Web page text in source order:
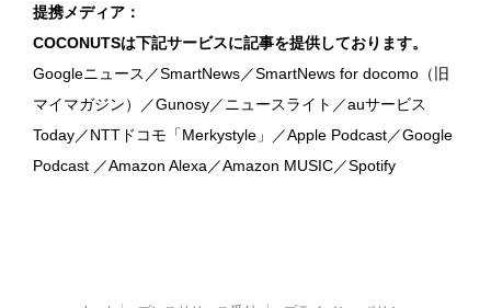
提携メディア：
COCONUTSは下記サービスに記事を提供しております。
Googleニュース／SmartNews／SmartNews for docomo（旧
マイマガジン）／Gunosy／ニュースライト／auサービス
Today／NTTドコモ「Merkystyle」／Apple Podcast／Google
Podcast ／Amazon Alexa／Amazon MUSIC／Spotify